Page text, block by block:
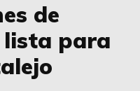
de
lista para